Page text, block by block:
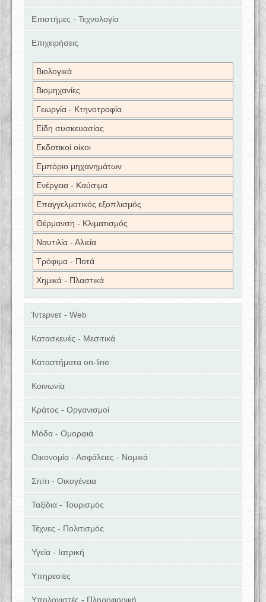
Επιστήμες - Τεχνολογία
Επιχειρήσεις
Βιολογικά
Βιομηχανίες
Γεωργία - Κτηνοτροφία
Είδη συσκευασίας
Εκδοτικοί οίκοι
Εμπόριο μηχανημάτων
Ενέργεια - Καύσιμα
Επαγγελματικός εξοπλισμός
Θέρμανση - Κλιματισμός
Ναυτιλία - Αλιεία
Τρόφιμα - Ποτά
Χημικά - Πλαστικά
Ίντερνετ - Web
Κατασκευές - Μεσιτικά
Καταστήματα on-line
Κοινωνία
Κράτος - Οργανισμοί
Μόδα - Ομορφιά
Οικονομία - Ασφάλειες - Νομικά
Σπίτι - Οικογένεια
Ταξίδια - Τουρισμός
Τέχνες - Πολιτισμός
Υγεία - Ιατρική
Υπηρεσίες
Υπολογιστές - Πληροφορική